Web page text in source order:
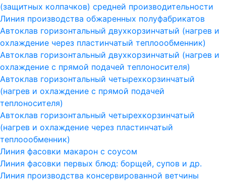
(защитных колпачков) средней производительности
Линия производства обжаренных полуфабрикатов
Автоклав горизонтальный двухкорзинчатый (нагрев и
охлаждение через пластинчатый теплоообменник)
Автоклав горизонтальный двухкорзинчатый (нагрев и
охлаждение с прямой подачей теплоносителя)
Автоклав горизонтальный четырехкорзинчатый
(нагрев и охлаждение с прямой подачей
теплоносителя)
Автоклав горизонтальный четырехкорзинчатый
(нагрев и охлаждение через пластинчатый
теплоообменник)
Линия фасовки макарон с соусом
Линия фасовки первых блюд: борщей, супов и др.
Линия производства консервированной ветчины